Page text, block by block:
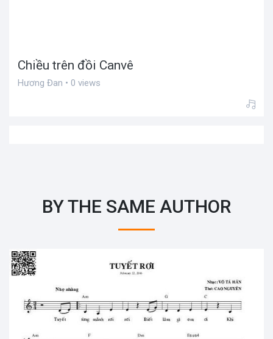
Chiều trên đồi Canvê
Hương Đan • 0 views
BY THE SAME AUTHOR